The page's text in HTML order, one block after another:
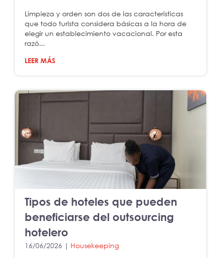
Limpieza y orden son dos de las características
que todo turista considera básicas a la hora de
elegir un establecimiento vacacional. Por esta
razó...
LEER MÁS
Tipos de hoteles que pueden
beneficiarse del outsourcing
hotelero
16/06/2026 | Housekeeping